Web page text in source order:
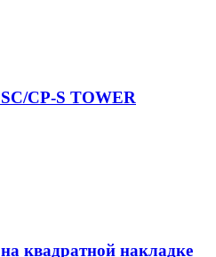
CP-S TOWER
квадратной накладке